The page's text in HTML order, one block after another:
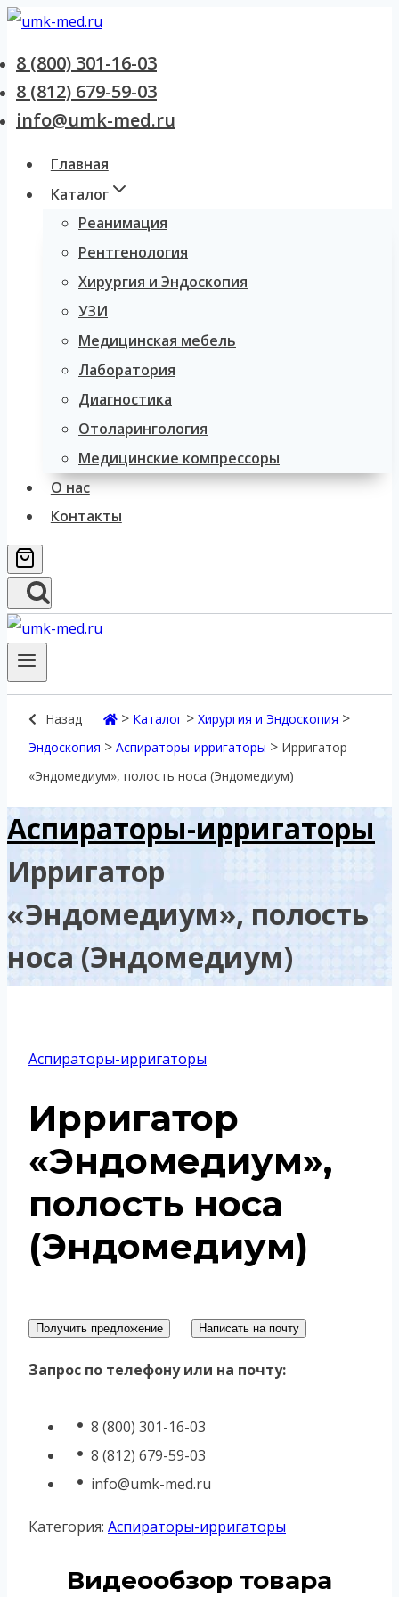
Перейти
содержанию
8 (800) 301-16-03
8 (812) 679-59-03
info@umk-med.ru
Главная
Каталог
Реанимация
Рентгенология
Хирургия и Эндоскопия
УЗИ
Медицинская мебель
Лаборатория
Диагностика
Отоларингология
Медицинские компрессоры
О нас
Контакты
Назад > Каталог > Хирургия и Эндоскопия >
Эндоскопия > Аспираторы-ирригаторы > Ирригатор
«Эндомедиум», полость носа (Эндомедиум)
Аспираторы-ирригаторы
Ирригатор
«Эндомедиум», полость
носа (Эндомедиум)
Аспираторы-ирригаторы
Ирригатор
«Эндомедиум»,
полость носа
(Эндомедиум)
Получить предложение Написать на почту
Запрос по телефону или на почту:
8 (800) 301-16-03
8 (812) 679-59-03
info@umk-med.ru
Категория: Аспираторы-ирригаторы
Видеообзор товара